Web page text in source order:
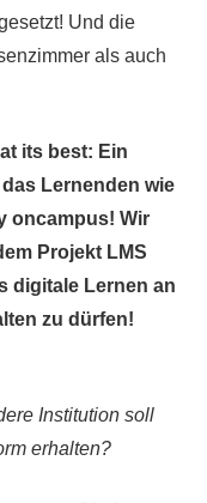
Und die
als auch
its best: Ein
Lernenden wie
oncampus! Wir
Projekt LMS
digitale Lernen an
zu dürfen!
Institution soll
erhalten?